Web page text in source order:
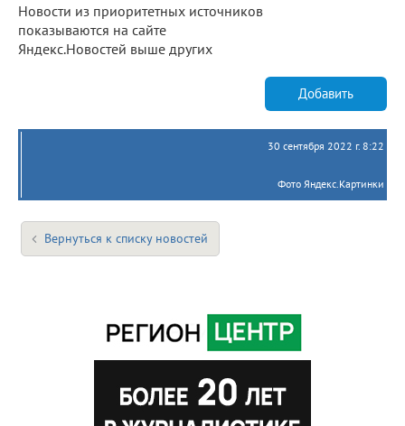
Новости из приоритетных источников
показываются на сайте
Яндекс.Новостей выше других
Добавить
30 сентября 2022 г. 8:22
Фото Яндекс.Картинки
Вернуться к списку новостей